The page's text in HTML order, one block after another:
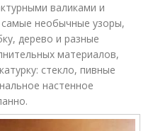
валиками и
необычные узоры,
дерево и разные
материалов,
стекло, пивные
настенное